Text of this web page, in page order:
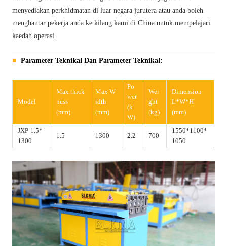
menyediakan perkhidmatan di luar negara jurutera atau anda boleh
menghantar pekerja anda ke kilang kami di China untuk mempelajari
kaedah operasi.
Parameter Teknikal Dan Parameter Teknikal:
Model
Max thick
ness
(mm)
Max W
idth
(mm)
Po
wer
(k
W)
Wei
ght
(kg)
Dimension
L*W*H
(mm)
JXP-1.5*
1300
1.5 1300 2.2 700
1550*1100*
1050